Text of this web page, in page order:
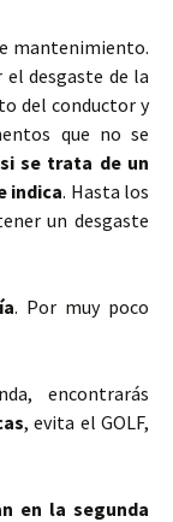
mantenimiento.
el desgaste de la
del conductor y
que no se
se trata de un
indica. Hasta los
un desgaste
. Por muy poco
encontrarás
, evita el GOLF,
en la segunda